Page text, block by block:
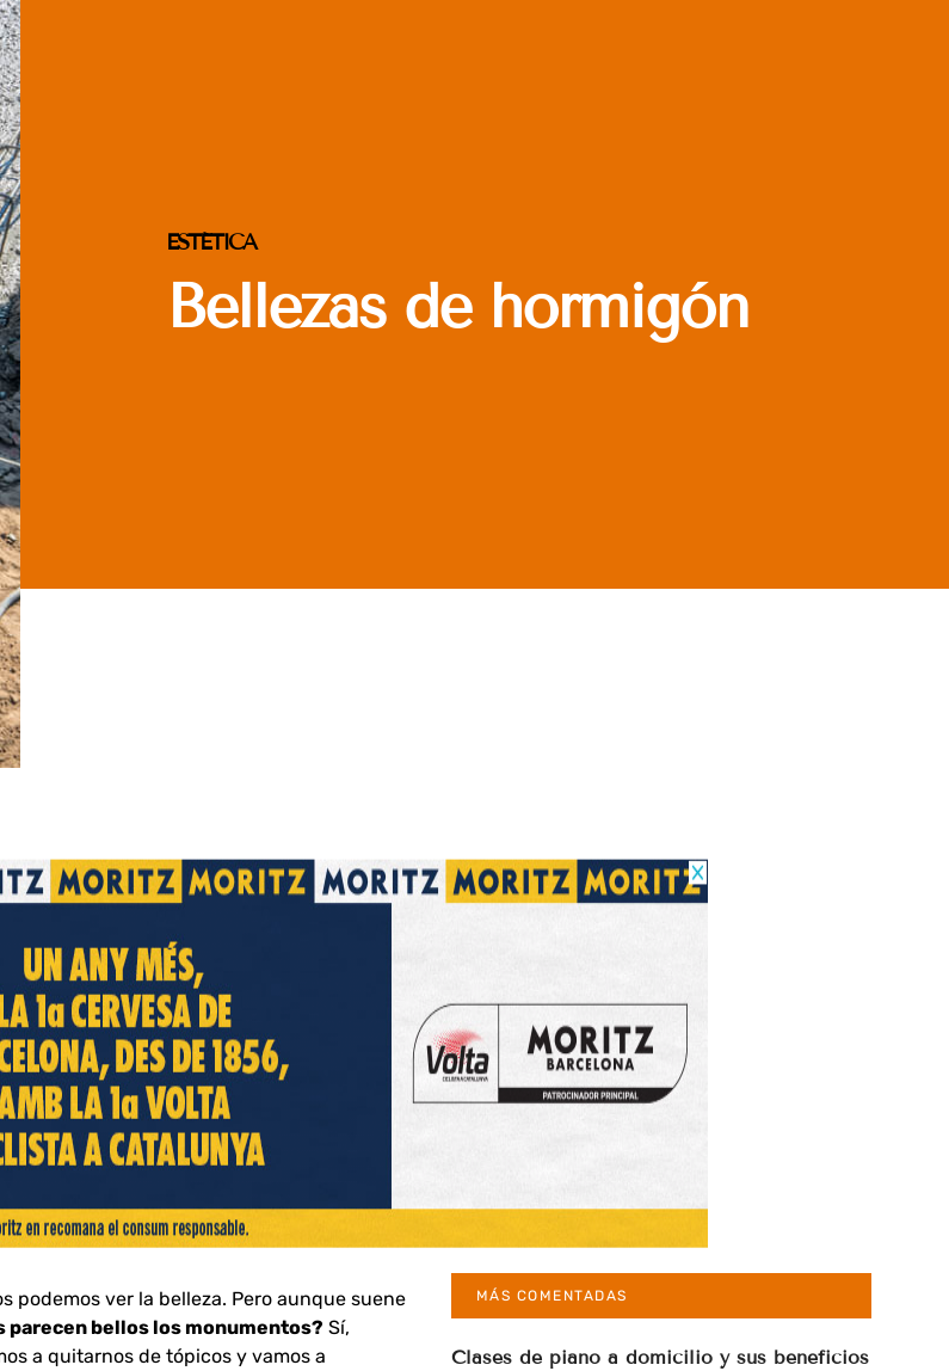
ESTÉTICA
Bellezas de hormigón
podemos ver la belleza. Pero aunque suene
parecen bellos los monumentos? Sí,
a quitarnos de tópicos y vamos a
MÁS COMENTADAS
Clases de piano a domicilio y sus beneficios